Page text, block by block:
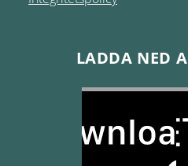
LADDA NED